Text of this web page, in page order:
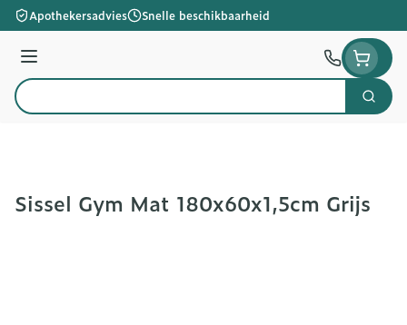
Ga naar de inhoud
Apothekersadvies Snelle beschikbaarheid
Menu
Product, merk, categorie...
Zoek
Sissel Gym Mat 180x60x1,5cm Grijs